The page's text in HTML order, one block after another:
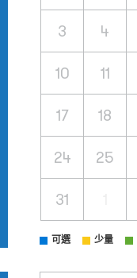
3 4
10 11
17 18
24 25
31
可選 少量